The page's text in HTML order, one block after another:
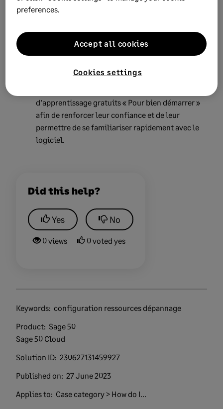
Un centre d’aide en libre-service proposant des
articles explicatifs, des guides de dépannage et
des solutions aux problèmes courants.
Sage University
d’apprentissage gratuits « Pour bien démarrer »
afin de renforcer leur confiance et de leur
permettre de se familiariser rapidement avec le
logiciel.
Did this help?
Yes No
0 views 0 voted yes
Keywords: configuration ressources dépannage
Product: Sage 50
Sage 50 Cloud
Solution ID: 230627131459927
Published on: 27 June 2023
Applies to: Case category > How do I...
preferences.
Cookies settings
Accept all cookies